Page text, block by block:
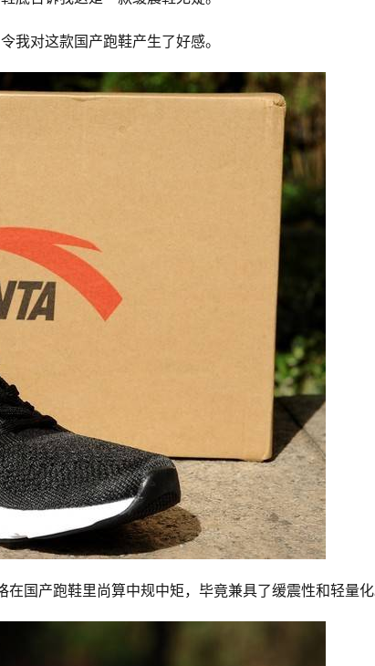
对这款国产跑鞋产生了好感。
产跑鞋里尚算中规中矩，毕竟兼具了缓震性和轻量